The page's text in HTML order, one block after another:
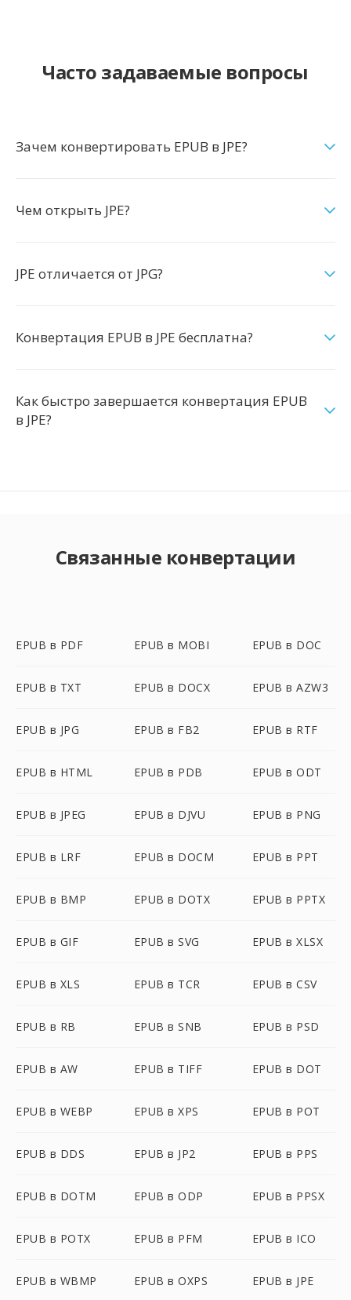
Часто задаваемые вопросы
Зачем конвертировать EPUB в JPE?
Чем открыть JPE?
JPE отличается от JPG?
Конвертация EPUB в JPE бесплатна?
Как быстро завершается конвертация EPUB
в JPE?
Связанные конвертации
EPUB в PDF EPUB в MOBI EPUB в DOC
EPUB в TXT EPUB в DOCX EPUB в AZW3
EPUB в JPG EPUB в FB2 EPUB в RTF
EPUB в HTML EPUB в PDB EPUB в ODT
EPUB в JPEG EPUB в DJVU EPUB в PNG
EPUB в LRF EPUB в DOCM EPUB в PPT
EPUB в BMP EPUB в DOTX EPUB в PPTX
EPUB в GIF EPUB в SVG EPUB в XLSX
EPUB в XLS EPUB в TCR EPUB в CSV
EPUB в RB EPUB в SNB EPUB в PSD
EPUB в AW EPUB в TIFF EPUB в DOT
EPUB в WEBP EPUB в XPS EPUB в POT
EPUB в DDS EPUB в JP2 EPUB в PPS
EPUB в DOTM EPUB в ODP EPUB в PPSX
EPUB в POTX EPUB в PFM EPUB в ICO
EPUB в WBMP EPUB в OXPS EPUB в JPE